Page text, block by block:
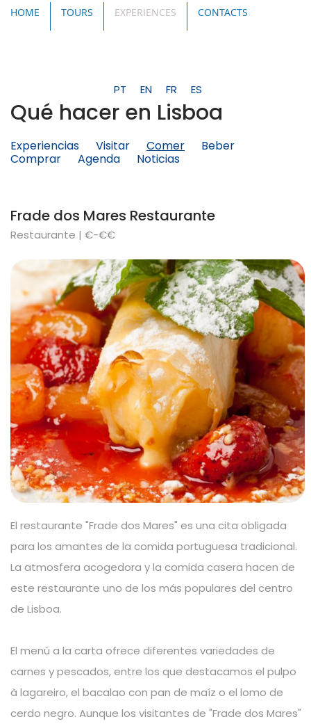
HOME TOURS EXPERIENCES CONTACTS
PT EN FR ES
Qué hacer en Lisboa
Experiencias Visitar Comer
Beber
Comprar
Agenda Noticias
Frade dos Mares Restaurante
Restaurante | €-€€
El restaurante "Frade dos Mares" es una cita obligada
para los amantes de la comida portuguesa tradicional.
La atmosfera acogedora y la comida casera hacen de
este restaurante uno de los más populares del centro
de Lisboa.
El menú a la carta ofrece diferentes variedades de
carnes y pescados, entre los que destacamos el pulpo
à lagareiro, el bacalao con pan de maíz o el lomo de
cerdo negro. Aunque los visitantes de "Frade dos Mares"